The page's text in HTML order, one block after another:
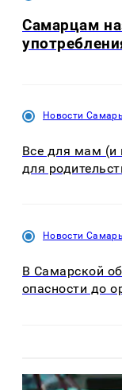
Самарцам
Новости
Все для мам (и
для
Новости
В Самарской
опасности до